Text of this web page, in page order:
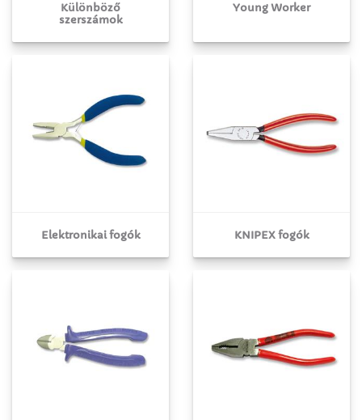
Különböző
szerszámok
Young Worker
Elektronikai fogók KNIPEX fogók